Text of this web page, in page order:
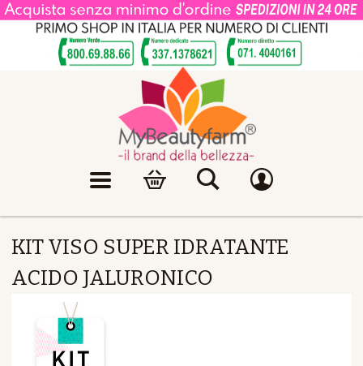
KIT VISO SUPER IDRATANTE
ACIDO JALURONICO